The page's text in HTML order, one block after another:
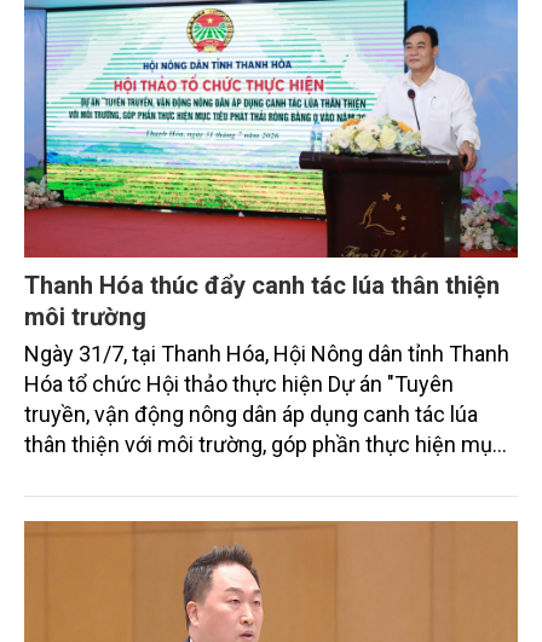
Thanh Hóa thúc đẩy canh tác lúa thân thiện
môi trường
Ngày 31/7, tại Thanh Hóa, Hội Nông dân tỉnh Thanh
Hóa tổ chức Hội thảo thực hiện Dự án "Tuyên
truyền, vận động nông dân áp dụng canh tác lúa
thân thiện với môi trường, góp phần thực hiện mục
trình thu hút sự tham gia của đông đảo đại biểu đến
từ các cơ quan quản lý nhà nước, đơn vị nghiên cứu,
doanh nghiệp, hợp tác xã và nông dân đang trực
tiếp triển khai mô hình sản xuất lúa phát thải thấp.